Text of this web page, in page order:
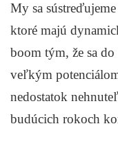
My sa
ktoré majú
boom tým, že sa
veľkým
nedostatok
budúcich rokoch